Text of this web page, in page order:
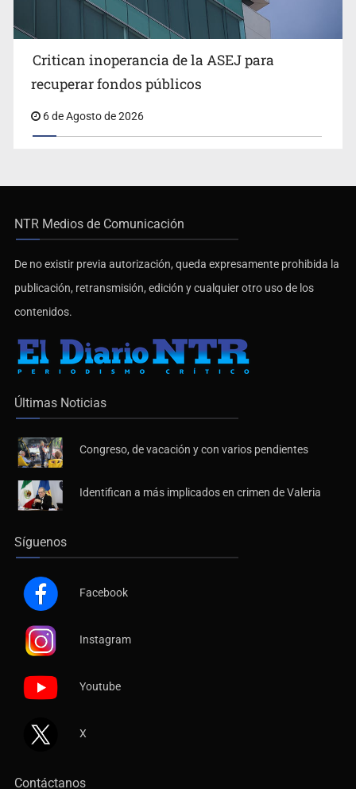
Critican inoperancia de la ASEJ para
recuperar fondos públicos
6 de Agosto de 2026
NTR Medios de Comunicación
De no existir previa autorización, queda expresamente prohibida la
publicación, retransmisión, edición y cualquier otro uso de los
contenidos.
Últimas Noticias
Congreso, de vacación y con varios pendientes
Identifican a más implicados en crimen de Valeria
Síguenos
Facebook
Instagram
Youtube
X
Contáctanos